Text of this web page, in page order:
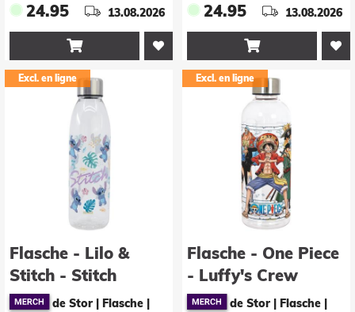
24.95 13.08.2026

24.95 13.08.2026

Excl. en ligne
Flasche - Lilo &
Stitch - Stitch
de Stor | Flasche
Excl. en ligne
Flasche - One Piece
- Luffy's Crew
de Stor | Flasche